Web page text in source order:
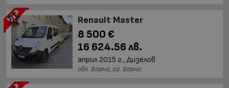
Renault Master
8 500 €
16 624.56 лв.
април 2015 г., Дизелов
обл. Варна, гр. Варна